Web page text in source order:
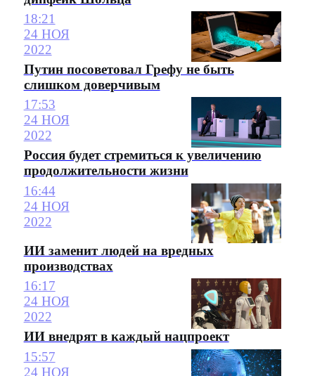
18:21
24 НОЯ
2022
Путин посоветовал Грефу не быть
слишком доверчивым
17:53
24 НОЯ
2022
Россия будет стремиться к увеличению
продолжительности жизни
16:44
24 НОЯ
2022
ИИ заменит людей на вредных
производствах
16:17
24 НОЯ
2022
ИИ внедрят в каждый нацпроект
15:57
24 НОЯ